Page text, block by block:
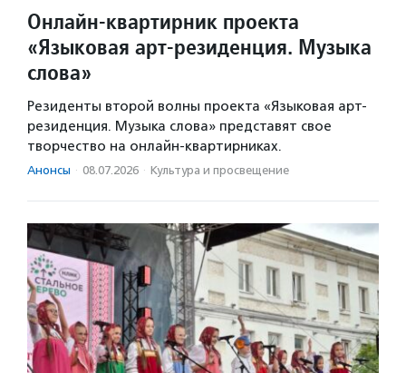
Онлайн-квартирник проекта
«Языковая арт-резиденция. Музыка
слова»
Резиденты второй волны проекта «Языковая арт-
резиденция. Музыка слова» представят свое
творчество на онлайн-квартирниках.
Анонсы · 08.07.2026 · Культура и просвещение